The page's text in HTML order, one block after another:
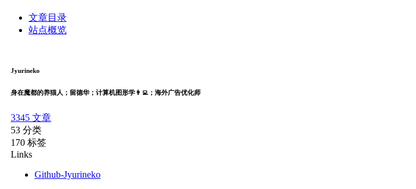
文章目录
站点概览
Jyurineko
身在魔都的养猫人；留德华；计算机图形学👨‍💻；海外广告优化师
3345 文章
53 分类
170 标签
Links
Github-Jyurineko